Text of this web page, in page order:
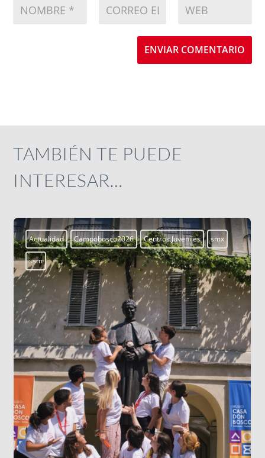
ENVIAR COMENTARIO
TAMBIÉN TE PUEDE
INTERESAR…
Actualidad Campobosco2026 Centros Juveniles smx
ssm